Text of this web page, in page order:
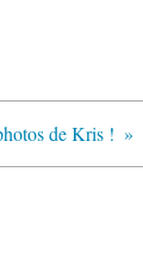
de Kris !